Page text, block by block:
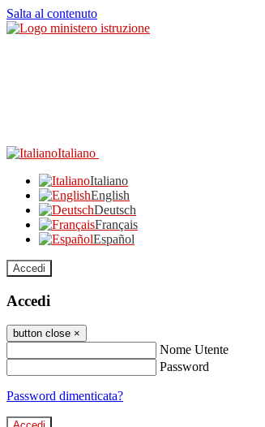
Salta al contenuto
Italiano
Italiano
English
Deutsch
Français
Español
Accedi
Accedi
button close ×
Nome Utente
Password
Password dimenticata?